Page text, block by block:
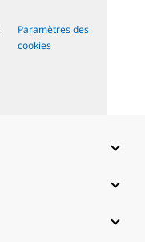
Paramètres des
cookies